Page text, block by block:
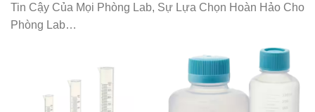
Tin Cậy Của Mọi Phòng Lab, Sự Lựa Chọn Hoàn Hảo Cho
Phòng Lab…